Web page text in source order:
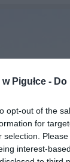
Pigułce -
opt-out of the
for
selection.
interest-